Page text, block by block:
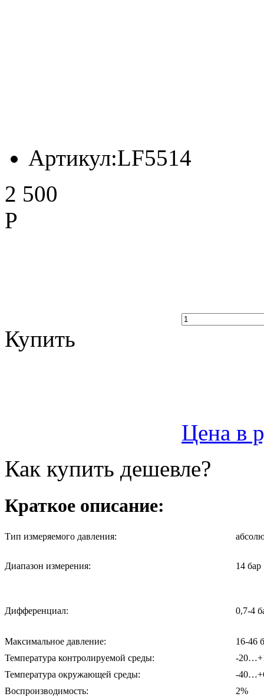
Артикул:LF5514
2 500
Р
Купить
Цена в
Как купить дешевле?
Краткое описание:
Тип измеряемого давления:
Диапазон измерения: 14 бар
Дифференциал: 0,7-4
Максимальное давление:
16-46
Температура контролируемой среды:
-
Температура окружающей среды:
-
Воспроизводимость:
2%